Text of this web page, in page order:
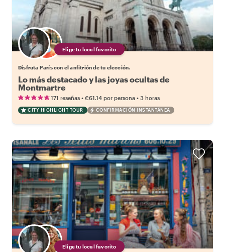
Elige tu local favorito
Disfruta París con el anfitrión de tu elección.
Lo más destacado y las joyas ocultas de
Montmartre
171 reseñas • €61.14 por persona • 3 horas
CITY HIGHLIGHT TOUR CONFIRMACIÓN INSTANTÁNEA
Elige tu local favorito